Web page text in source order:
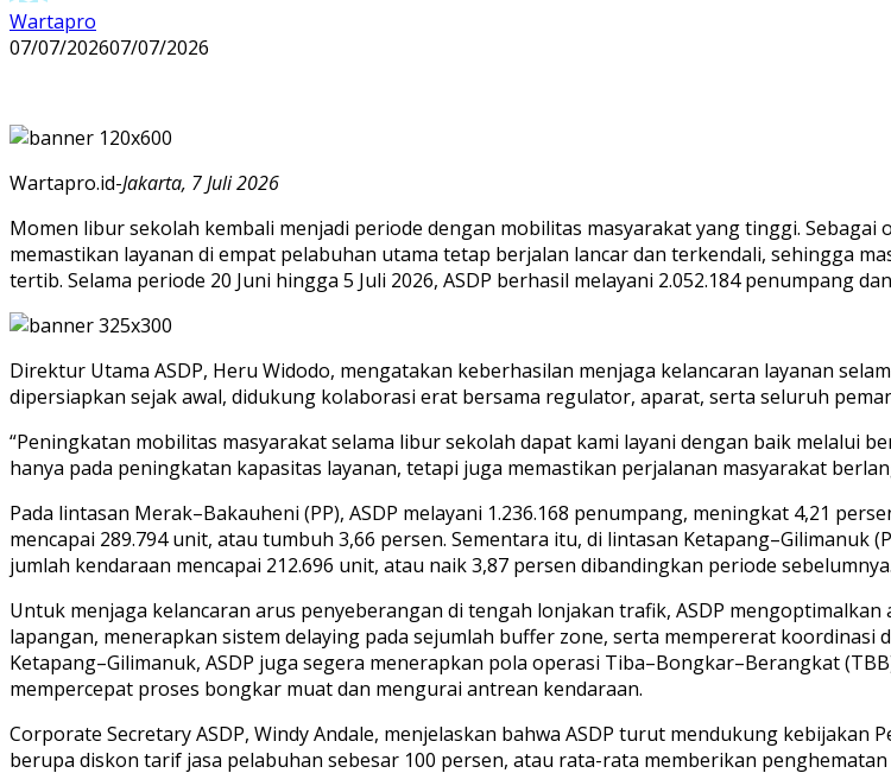
Wartapro
07/07/202607/07/2026
Wartapro.id-Jakarta, 7 Juli 2026
Momen libur sekolah kembali menjadi periode dengan mobilitas masyarakat yang tinggi.
memastikan layanan di empat pelabuhan utama tetap berjalan lancar dan terkendali, sehingga
tertib. Selama periode 20 Juni hingga 5 Juli 2026, ASDP berhasil melayani 2.052.184 penumpang
Direktur Utama ASDP, Heru Widodo, mengatakan keberhasilan menjaga kelancaran layanan
dipersiapkan sejak awal, didukung kolaborasi erat bersama regulator, aparat, serta seluruh
“Peningkatan mobilitas masyarakat selama libur sekolah dapat kami layani dengan baik melalui
hanya pada peningkatan kapasitas layanan, tetapi juga memastikan perjalanan masyarakat
Pada lintasan Merak–Bakauheni (PP), ASDP melayani 1.236.168 penumpang, meningkat 4,21
mencapai 289.794 unit, atau tumbuh 3,66 persen. Sementara itu, di lintasan Ketapang–Gilimanuk
jumlah kendaraan mencapai 212.696 unit, atau naik 3,87 persen dibandingkan periode sebelumnya.
Untuk menjaga kelancaran arus penyeberangan di tengah lonjakan trafik, ASDP
lapangan, menerapkan sistem delaying pada sejumlah buffer zone, serta mempererat
Ketapang–Gilimanuk, ASDP juga segera menerapkan pola operasi Tiba–Bongkar–Berangkat
mempercepat proses bongkar muat dan mengurai antrean kendaraan.
Corporate Secretary ASDP, Windy Andale, menjelaskan bahwa ASDP turut mendukung
berupa diskon tarif jasa pelabuhan sebesar 100 persen, atau rata-rata memberikan